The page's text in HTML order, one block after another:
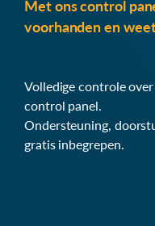
Met ons control
voorhanden en
Volledige controle
control panel.
Ondersteuning,
gratis inbegrepen.